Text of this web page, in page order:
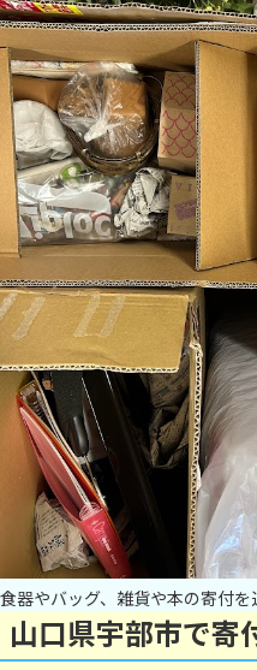
食器やバッグ、雑貨や本の寄付を
山口県宇部市で寄